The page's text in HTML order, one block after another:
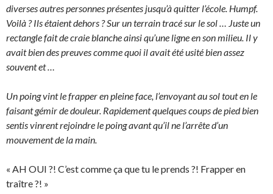
diverses autres personnes présentes jusqu’à quitter l’école. Humpf.
Voilà ? Ils étaient dehors ? Sur un terrain tracé sur le sol … Juste un
rectangle fait de craie blanche ainsi qu’une ligne en son milieu. Il y
avait bien des preuves comme quoi il avait été usité bien assez
souvent et …
Un poing vint le frapper en pleine face, l’envoyant au sol tout en le
faisant gémir de douleur. Rapidement quelques coups de pied bien
sentis vinrent rejoindre le poing avant qu’il ne l’arrête d’un
mouvement de la main.
« AH OUI ?! C’est comme ça que tu le prends ?! Frapper en
traître ?! »